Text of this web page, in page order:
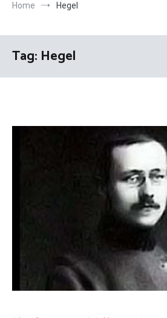
Home Hegel
Tag: Hegel